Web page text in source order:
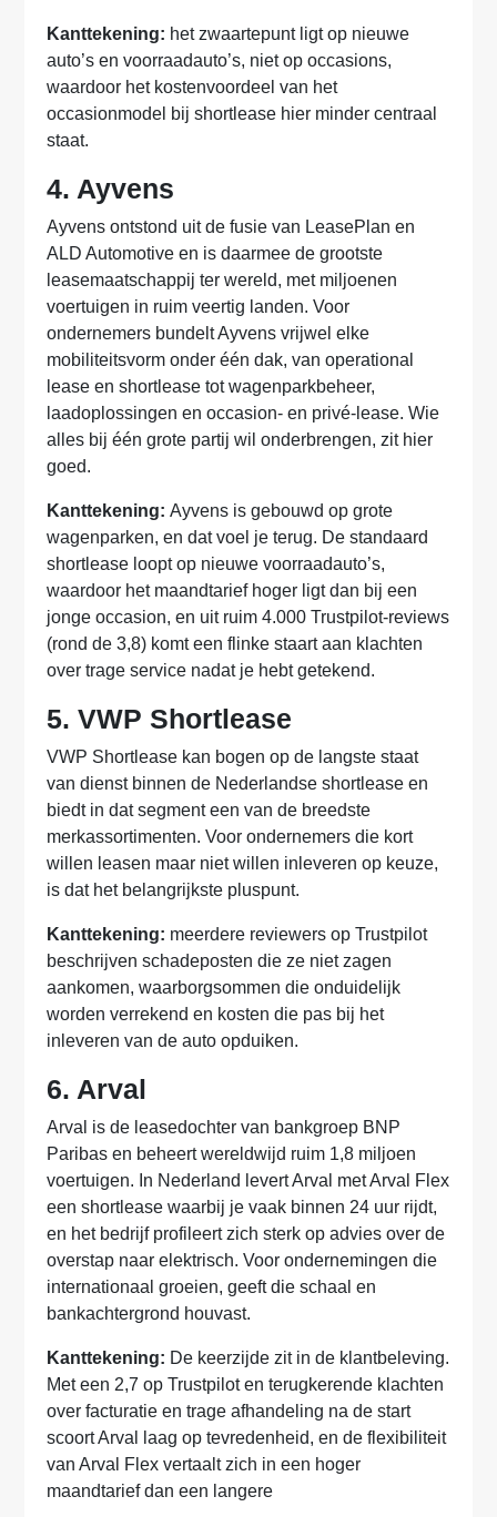
Kanttekening: het zwaartepunt ligt op nieuwe
auto’s en voorraadauto’s, niet op occasions,
waardoor het kostenvoordeel van het
occasionmodel bij shortlease hier minder centraal
staat.
4. Ayvens
Ayvens ontstond uit de fusie van LeasePlan en
ALD Automotive en is daarmee de grootste
leasemaatschappij ter wereld, met miljoenen
voertuigen in ruim veertig landen. Voor
ondernemers bundelt Ayvens vrijwel elke
mobiliteitsvorm onder één dak, van operational
lease en shortlease tot wagenparkbeheer,
laadoplossingen en occasion- en privé-lease. Wie
alles bij één grote partij wil onderbrengen, zit hier
goed.
Kanttekening: Ayvens is gebouwd op grote
wagenparken, en dat voel je terug. De standaard
shortlease loopt op nieuwe voorraadauto’s,
waardoor het maandtarief hoger ligt dan bij een
jonge occasion, en uit ruim 4.000 Trustpilot-reviews
(rond de 3,8) komt een flinke staart aan klachten
over trage service nadat je hebt getekend.
5. VWP Shortlease
VWP Shortlease kan bogen op de langste staat
van dienst binnen de Nederlandse shortlease en
biedt in dat segment een van de breedste
merkassortimenten. Voor ondernemers die kort
willen leasen maar niet willen inleveren op keuze,
is dat het belangrijkste pluspunt.
Kanttekening: meerdere reviewers op Trustpilot
beschrijven schadeposten die ze niet zagen
aankomen, waarborgsommen die onduidelijk
worden verrekend en kosten die pas bij het
inleveren van de auto opduiken.
6. Arval
Arval is de leasedochter van bankgroep BNP
Paribas en beheert wereldwijd ruim 1,8 miljoen
voertuigen. In Nederland levert Arval met Arval Flex
een shortlease waarbij je vaak binnen 24 uur rijdt,
en het bedrijf profileert zich sterk op advies over de
overstap naar elektrisch. Voor ondernemingen die
internationaal groeien, geeft die schaal en
bankachtergrond houvast.
Kanttekening: De keerzijde zit in de klantbeleving.
Met een 2,7 op Trustpilot en terugkerende klachten
over facturatie en trage afhandeling na de start
scoort Arval laag op tevredenheid, en de flexibiliteit
van Arval Flex vertaalt zich in een hoger
maandtarief dan een langere